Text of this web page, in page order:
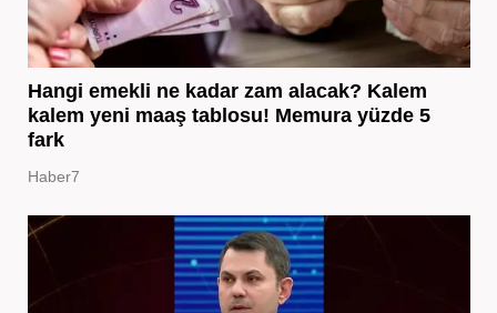
Hangi emekli ne kadar zam alacak? Kalem
kalem yeni maaş tablosu! Memura yüzde 5
fark
Haber7